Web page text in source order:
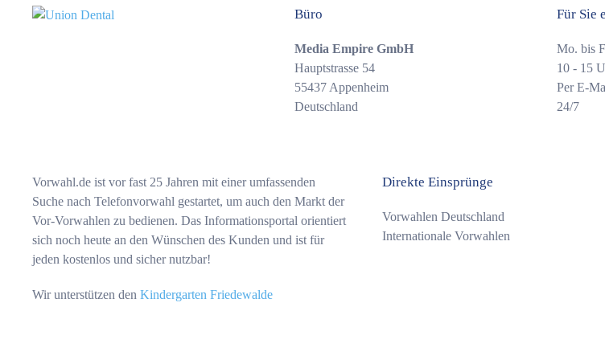
Büro
Media Empire GmbH
Hauptstrasse 54
55437 Appenheim
Deutschland
Für Sie
Mo. bis
10 - 15
Per E-
24/7
Vorwahl.de ist vor fast 25 Jahren mit einer umfassenden
Suche nach Telefonvorwahl gestartet, um auch den Markt der
Vor-Vorwahlen zu bedienen. Das Informationsportal orientiert
sich noch heute an den Wünschen des Kunden und ist für
jeden kostenlos und sicher nutzbar!
Wir unterstützen den Kindergarten Friedewalde
Direkte Einsprünge
Vorwahlen Deutschland
Internationale Vorwahlen